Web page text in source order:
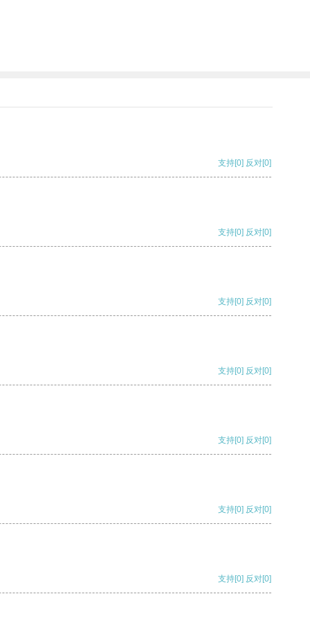
支持[0] 反对[0]
支持[0] 反对[0]
支持[0] 反对[0]
支持[0] 反对[0]
支持[0] 反对[0]
支持[0] 反对[0]
支持[0] 反对[0]